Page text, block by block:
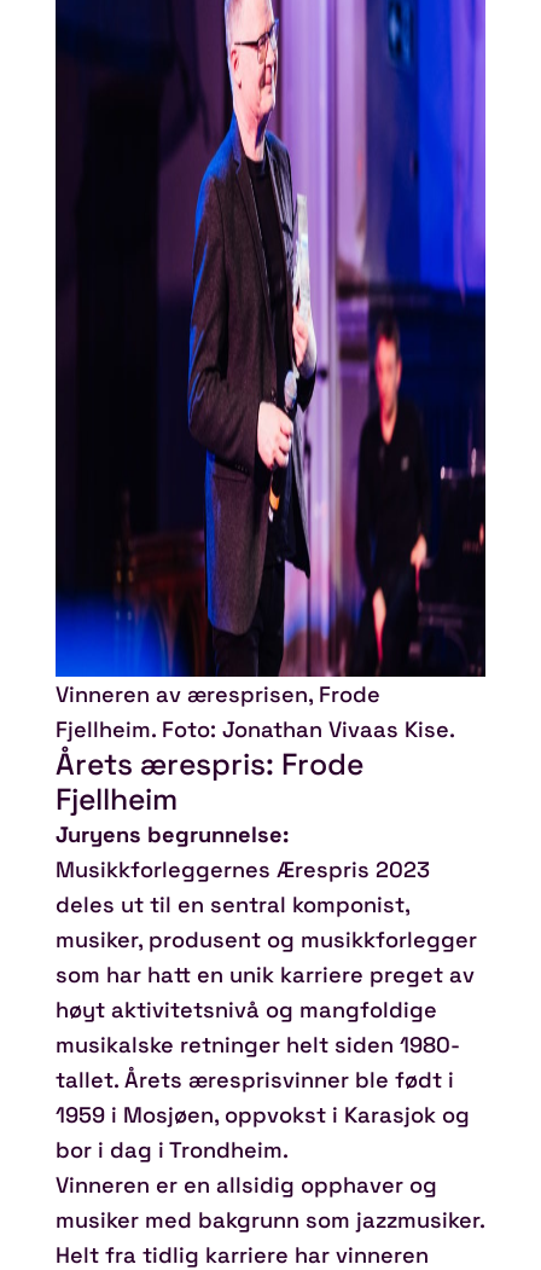
Vinneren av æresprisen, Frode
Fjellheim. Foto: Jonathan Vivaas Kise.
Årets ærespris: Frode
Fjellheim
Juryens begrunnelse:
Musikkforleggernes Ærespris 2023
deles ut til en sentral komponist,
musiker, produsent og musikkforlegger
som har hatt en unik karriere preget av
høyt aktivitetsnivå og mangfoldige
musikalske retninger helt siden 1980-
tallet. Årets æresprisvinner ble født i
1959 i Mosjøen, oppvokst i Karasjok og
bor i dag i Trondheim.
Vinneren er en allsidig opphaver og
musiker med bakgrunn som jazzmusiker.
Helt fra tidlig karriere har vinneren